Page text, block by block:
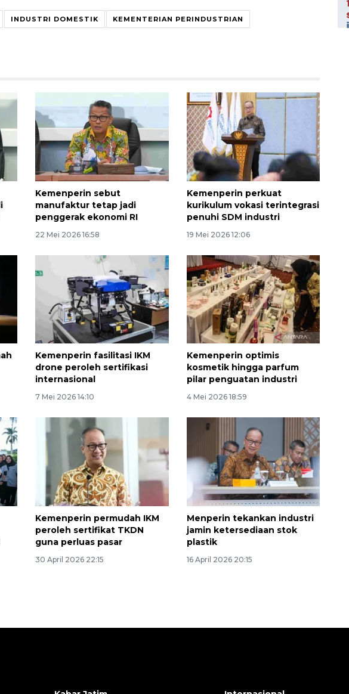
INDUSTRI DOMESTIK KEMENTERIAN PERINDUSTRIAN
Kemenperin sebut
manufaktur tetap jadi
penggerak ekonomi RI
22 Mei 2026 16:58
Kemenperin perkuat
kurikulum vokasi terintegrasi
penuhi SDM industri
19 Mei 2026 12:06
Kemenperin fasilitasi IKM
drone peroleh sertifikasi
internasional
7 Mei 2026 14:10
Kemenperin optimis
kosmetik hingga parfum
pilar penguatan industri
4 Mei 2026 18:59
Kemenperin permudah IKM
peroleh sertifikat TKDN
guna perluas pasar
30 April 2026 22:15
Menperin tekankan industri
jamin ketersediaan stok
plastik
16 April 2026 20:15
Ekonomi triwulan II-2026
tumbuh 5,29 persen
2026-08-06 18:45:00